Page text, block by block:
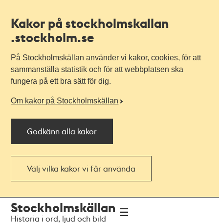
Kakor på stockholmskallan
.stockholm.se
På Stockholmskällan använder vi kakor, cookies, för att
sammanställa statistik och för att webbplatsen ska
fungera på ett bra sätt för dig.
Om kakor på Stockholmskällan
Godkänn alla kakor
Välj vilka kakor vi får använda
navigationen
huvudinnehållet
Stockholmskällan
Historia i ord, ljud och bild